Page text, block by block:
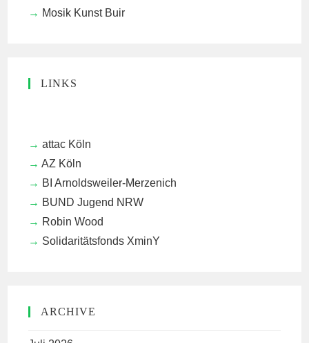
Mosik Kunst Buir
LINKS
attac Köln
AZ Köln
BI Arnoldsweiler-Merzenich
BUND Jugend NRW
Robin Wood
Solidaritätsfonds XminY
ARCHIVE